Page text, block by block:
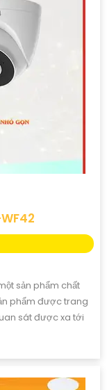
sản phẩm chất
phẩm được trang
sát được xa tới